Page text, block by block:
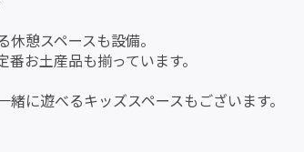
憩スペースも設備。
お土産品も揃っています。
に遊べるキッズスペースもございます。